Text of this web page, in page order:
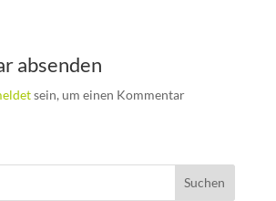
absenden
sein, um einen Kommentar